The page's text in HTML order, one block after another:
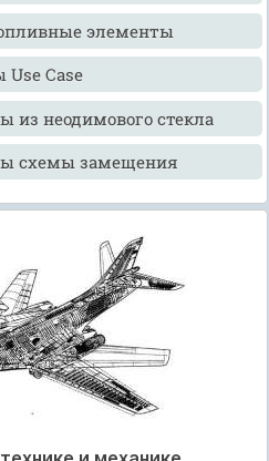
элементы
Case
из неодимового стекла
схемы замещения